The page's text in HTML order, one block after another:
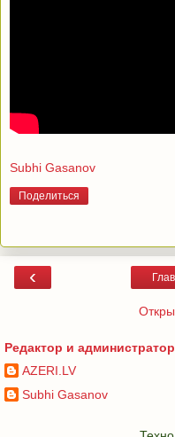
Subhi Gasanov
Поделиться
‹
Редактор и
AZERI.LV
Subhi Gasanov